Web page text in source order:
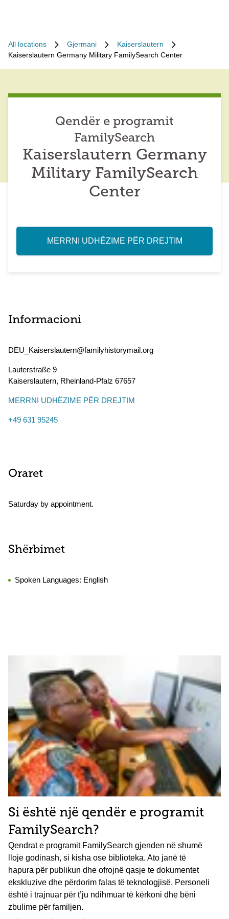
All locations Gjermani
Kaiserslautern
Kaiserslautern Germany Military FamilySearch Center
Qendër e programit
FamilySearch
Kaiserslautern Germany
Military FamilySearch
Center
MERRNI UDHËZIME PËR DREJTIM
Informacioni
DEU_Kaiserslautern@familyhistorymail.org
Lauterstraße 9
Kaiserslautern, Rheinland-Pfalz 67657
MERRNI UDHËZIME PËR DREJTIM
+49 631 95245
Oraret
Saturday by appointment.
Shërbimet
Spoken Languages: English
Si është një qendër e programit
FamilySearch?
Qendrat e programit FamilySearch gjenden në shumë
lloje godinash, si kisha ose biblioteka. Ato janë të
hapura për publikun dhe ofrojnë qasje te dokumentet
ekskluzive dhe përdorim falas të teknologjisë. Personeli
është i trajnuar për t’ju ndihmuar të kërkoni dhe bëni
zbulime për familjen.